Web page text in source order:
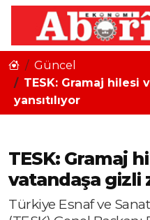
Güncel
TESK: Gramaj hilesi
yansıtılıyor
TESK: Gramaj
vatandaşa gizli
Türkiye Esnaf ve